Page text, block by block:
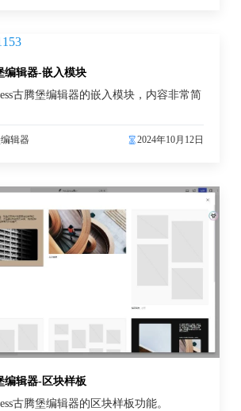
编辑器-嵌入模块
古腾堡编辑器的嵌入模块，内容非常简
辑器 2024年10月12日
编辑器-区块样板
古腾堡编辑器的区块样板功能。